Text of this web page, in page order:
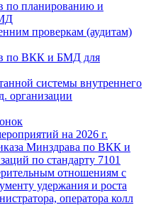
по планированию и
проверкам (аудитам)
по ВКК и БМД для
системы внутреннего
организации
на 2026 г.
Минздрава по ВКК и
по стандарту 7101
отношениям с
удержания и роста
оператора колл